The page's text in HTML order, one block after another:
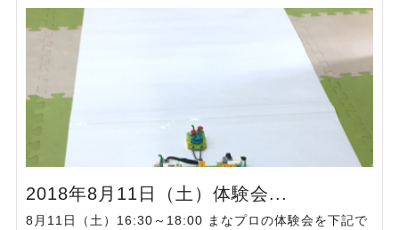
2018年8月11日（土）体験会...
8月11日（土）16:30～18:00 まなプロの体験会を下記で